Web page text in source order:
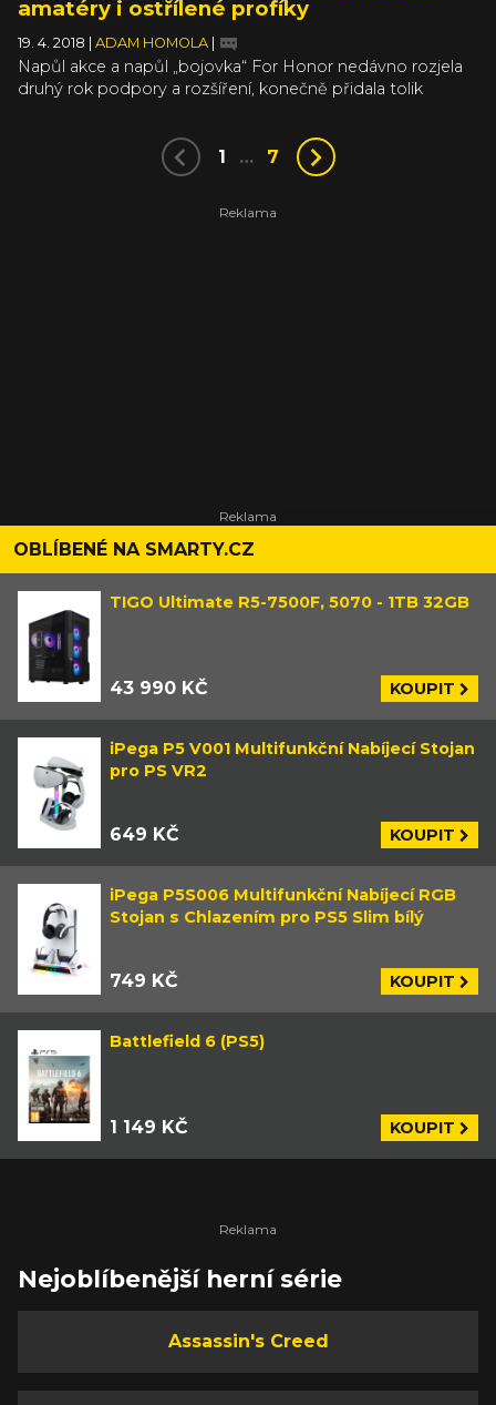
amatéry i ostřílené profíky
19. 4. 2018 ADAM HOMOLA
Napůl akce a napůl „bojovka“ For Honor nedávno rozjela
druhý rok podpory a rozšíření, konečně přidala tolik
updatem cílí jak na nováčky, tak veterány. Ubisoft totiž do
hry přidal nový tréninkový mód. Ten je součástí páté
sezóny a zcela nahrazuje předchozí systém tutoriálu.
1 … 7
OBLÍBENÉ NA SMARTY.CZ
TIGO Ultimate R5-7500F, 5070 - 1TB 32GB
43 990 KČ KOUPIT
iPega P5 V001 Multifunkční Nabíjecí Stojan
pro PS VR2
649 KČ KOUPIT
iPega P5S006 Multifunkční Nabíjecí RGB
Stojan s Chlazením pro PS5 Slim bílý
749 KČ KOUPIT
Battlefield 6 (PS5)
1 149 KČ KOUPIT
Nejoblíbenější herní série
Assassin's Creed